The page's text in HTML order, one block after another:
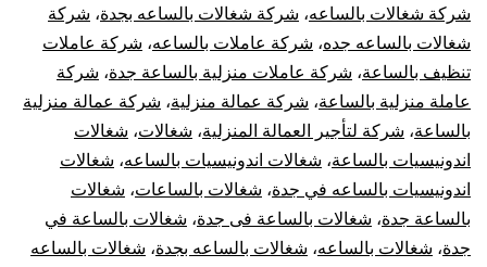
شركة شغالات بالساعه، شركة شغالات بالساعه بجدة، شركة
شغالات بالساعه جده، شركة عاملات بالساعه، شركة عاملات
تنظيف بالساعة، شركة عاملات منزلية بالساعة جدة، شركة
عاملة منزلية بالساعة، شركة عمالة منزلية، شركة عمالة منزلية
بالساعة، شركة لتأجير العمالة المنزلية، شغالات، شغالات
اندونيسيات بالساعة، شغالات اندونيسيات بالساعه، شغالات
اندونيسيات بالساعه في جدة، شغالات بالساعات، شغالات
بالساعة جدة، شغالات بالساعة فى جدة، شغالات بالساعة في
جدة، شغالات بالساعه، شغالات بالساعه بجدة، شغالات بالساعه